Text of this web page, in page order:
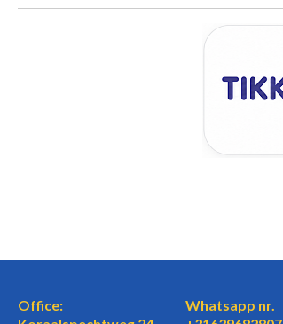
Office:
Whatsapp nr.